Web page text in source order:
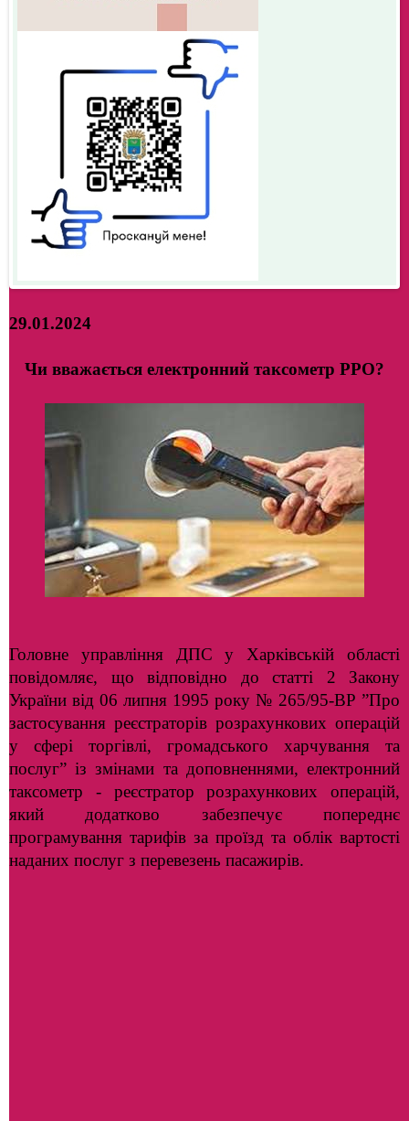
29.01.2024
Чи вважається електронний таксометр РРО?
Головне управління ДПС у Харківській області
повідомляє, що відповідно до статті 2 Закону
України від 06 липня 1995 року № 265/95-ВР ”Про
застосування реєстраторів розрахункових операцій
у сфері торгівлі, громадського харчування та
послуг” із змінами та доповненнями, електронний
таксометр - реєстратор розрахункових операцій,
який додатково забезпечує попереднє
програмування тарифів за проїзд та облік вартості
наданих послуг з перевезень пасажирів.